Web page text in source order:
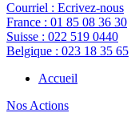
Courriel : Ecrivez-nous
France : 01 85 08 36 30
Suisse : 022 519 0440
Belgique : 023 18 35 65
Accueil
Nos Actions